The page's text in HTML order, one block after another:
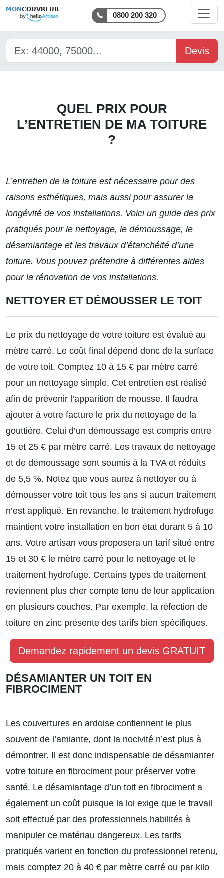
MON COUVREUR
0800 200 320
Devis
QUEL PRIX POUR
L’ENTRETIEN DE MA TOITURE
?
L’entretien de la toiture est nécessaire pour des
raisons esthétiques, mais aussi pour assurer la
longévité de vos installations. Voici un guide des prix
pratiqués pour le nettoyage, le démoussage, le
désamiantage et les travaux d’étanchéité d’une
toiture. Vous pouvez prétendre à différentes aides
pour la rénovation de vos installations.
NETTOYER ET DÉMOUSSER LE TOIT
Le prix du nettoyage de votre toiture est évalué au
mètre carré. Le coût final dépend donc de la surface
de votre toit. Comptez 10 à 15 € par mètre carré
pour un nettoyage simple. Cet entretien est réalisé
afin de prévenir l’apparition de mousse. Il faudra
ajouter à votre facture le prix du nettoyage de la
gouttière. Celui d’un démoussage est compris entre
15 et 25 € par mètre carré. Les travaux de nettoyage
et de démoussage sont soumis à la TVA et réduits
de 5,5 %. Notez que vous aurez à nettoyer ou à
démousser votre toit tous les ans si aucun traitement
n’est appliqué. En revanche, le traitement hydrofuge
maintient votre installation en bon état durant 5 à 10
ans. Votre artisan vous proposera un tarif situé entre
15 et 30 € le mètre carré pour le nettoyage et le
traitement hydrofuge. Certains types de traitement
reviennent plus cher compte tenu de leur application
en plusieurs couches. Par exemple, la réfection de
toiture en zinc présente des tarifs bien spécifiques.
Demandez rapidement un devis GRATUIT
DÉSAMIANTER UN TOIT EN
FIBROCIMENT
Les couvertures en ardoise contiennent le plus
souvent de l’amiante, dont la nocivité n’est plus à
démontrer. Il est donc indispensable de désamianter
votre toiture en fibrociment pour préserver votre
santé. Le désamiantage d’un toit en fibrociment a
également un coût puisque la loi exige que le travail
soit effectué par des professionnels habilités à
manipuler ce matériau dangereux. Les tarifs
pratiqués varient en fonction du professionnel retenu,
mais comptez 20 à 40 € par mètre carré ou par kilo